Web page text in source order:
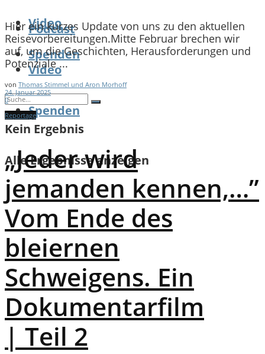
Podcast
Video
Spenden
Video
Spenden
Kein Ergebnis
Alle Ergebnisse anzeigen
Hier ein kurzes Update von uns zu den aktuellen
Reisevorbereitungen.Mitte Februar brechen wir
auf, um die Geschichten, Herausforderungen und
Potenziale ...
von Thomas Stimmel und Aron Morhoff
24. Januar 2025
0
Reportage
„Jeder wird
jemanden kennen,…”
Vom Ende des
bleiernen
Schweigens. Ein
Dokumentarfilm
| Teil 2